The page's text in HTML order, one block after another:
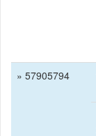
» 57905794